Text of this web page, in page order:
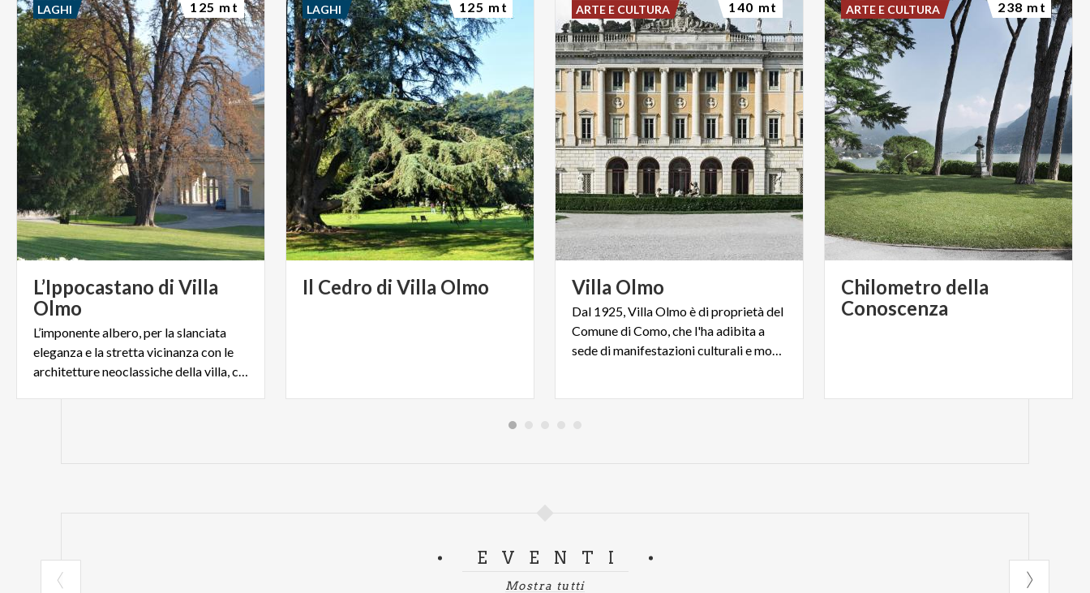
L’Ippocastano di Villa
Olmo
L’imponente albero, per la slanciata
eleganza e la stretta vicinanza con le
LAGHI 125 mt
Il Cedro di Villa Olmo
LAGHI 125 mt
Villa Olmo
Dal 1925, Villa Olmo è di proprietà del
Comune di Como, che l'ha adibita a
ARTE E CULTURA 140 mt
Chilometro della
Conoscenza
ARTE E CULTURA 238 mt
EVENTI
Mostra tutti